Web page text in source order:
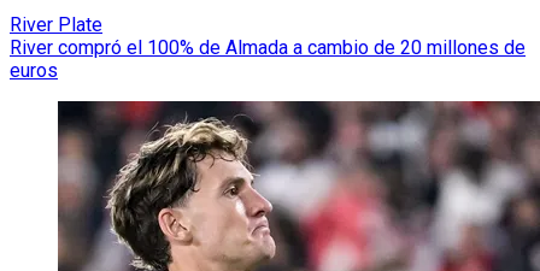
River Plate
River compró el 100% de Almada a cambio de 20 millones de
euros